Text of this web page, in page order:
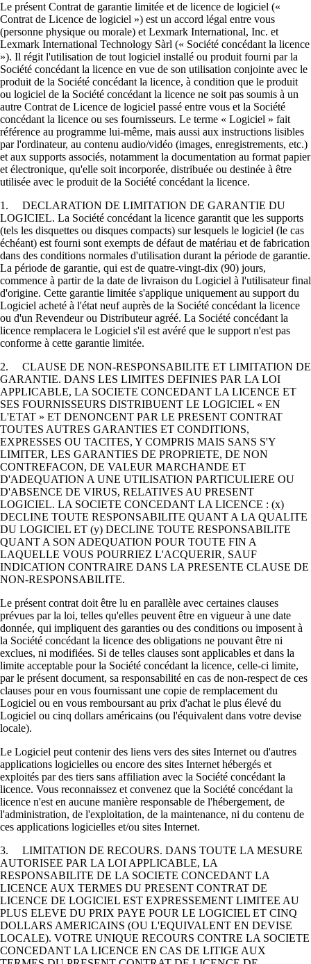
Le présent Contrat de garantie limitée et de licence de logiciel («
Contrat de Licence de logiciel ») est un accord légal entre vous
(personne physique ou morale) et Lexmark International, Inc. et
Lexmark International Technology Sàrl (« Société concédant la licence
»). Il régit l'utilisation de tout logiciel installé ou produit fourni par la
Société concédant la licence en vue de son utilisation conjointe avec le
produit de la Société concédant la licence, à condition que le produit
ou logiciel de la Société concédant la licence ne soit pas soumis à un
autre Contrat de Licence de logiciel passé entre vous et la Société
concédant la licence ou ses fournisseurs. Le terme « Logiciel » fait
référence au programme lui-même, mais aussi aux instructions lisibles
par l'ordinateur, au contenu audio/vidéo (images, enregistrements, etc.)
et aux supports associés, notamment la documentation au format papier
et électronique, qu'elle soit incorporée, distribuée ou destinée à être
utilisée avec le produit de la Société concédant la licence.
1. DECLARATION DE LIMITATION DE GARANTIE DU
LOGICIEL. La Société concédant la licence garantit que les supports
(tels les disquettes ou disques compacts) sur lesquels le logiciel (le cas
échéant) est fourni sont exempts de défaut de matériau et de fabrication
dans des conditions normales d'utilisation durant la période de garantie.
La période de garantie, qui est de quatre-vingt-dix (90) jours,
commence à partir de la date de livraison du Logiciel à l'utilisateur final
d'origine. Cette garantie limitée s'applique uniquement au support du
Logiciel acheté à l'état neuf auprès de la Société concédant la licence
ou d'un Revendeur ou Distributeur agréé. La Société concédant la
licence remplacera le Logiciel s'il est avéré que le support n'est pas
conforme à cette garantie limitée.
2. CLAUSE DE NON-RESPONSABILITE ET LIMITATION DE
GARANTIE. DANS LES LIMITES DEFINIES PAR LA LOI
APPLICABLE, LA SOCIETE CONCEDANT LA LICENCE ET
SES FOURNISSEURS DISTRIBUENT LE LOGICIEL « EN
L'ETAT » ET DENONCENT PAR LE PRESENT CONTRAT
TOUTES AUTRES GARANTIES ET CONDITIONS,
EXPRESSES OU TACITES, Y COMPRIS MAIS SANS S'Y
LIMITER, LES GARANTIES DE PROPRIETE, DE NON
CONTREFACON, DE VALEUR MARCHANDE ET
D'ADEQUATION A UNE UTILISATION PARTICULIERE OU
D'ABSENCE DE VIRUS, RELATIVES AU PRESENT
LOGICIEL. LA SOCIETE CONCEDANT LA LICENCE : (x)
DECLINE TOUTE RESPONSABILITE QUANT A LA QUALITE
DU LOGICIEL ET (y) DECLINE TOUTE RESPONSABILITE
QUANT A SON ADEQUATION POUR TOUTE FIN A
LAQUELLE VOUS POURRIEZ L'ACQUERIR, SAUF
INDICATION CONTRAIRE DANS LA PRESENTE CLAUSE DE
NON-RESPONSABILITE.
Le présent contrat doit être lu en parallèle avec certaines clauses
prévues par la loi, telles qu'elles peuvent être en vigueur à une date
donnée, qui impliquent des garanties ou des conditions ou imposent à
la Société concédant la licence des obligations ne pouvant être ni
exclues, ni modifiées. Si de telles clauses sont applicables et dans la
limite acceptable pour la Société concédant la licence, celle-ci limite,
par le présent document, sa responsabilité en cas de non-respect de ces
clauses pour en vous fournissant une copie de remplacement du
Logiciel ou en vous remboursant au prix d'achat le plus élevé du
Logiciel ou cinq dollars américains (ou l'équivalent dans votre devise
locale).
Le Logiciel peut contenir des liens vers des sites Internet ou d'autres
applications logicielles ou encore des sites Internet hébergés et
exploités par des tiers sans affiliation avec la Société concédant la
licence. Vous reconnaissez et convenez que la Société concédant la
licence n'est en aucune manière responsable de l'hébergement, de
l'administration, de l'exploitation, de la maintenance, ni du contenu de
ces applications logicielles et/ou sites Internet.
3. LIMITATION DE RECOURS. DANS TOUTE LA MESURE
AUTORISEE PAR LA LOI APPLICABLE, LA
RESPONSABILITE DE LA SOCIETE CONCEDANT LA
LICENCE AUX TERMES DU PRESENT CONTRAT DE
LICENCE DE LOGICIEL EST EXPRESSEMENT LIMITEE AU
PLUS ELEVE DU PRIX PAYE POUR LE LOGICIEL ET CINQ
DOLLARS AMERICAINS (OU L'EQUIVALENT EN DEVISE
LOCALE). VOTRE UNIQUE RECOURS CONTRE LA SOCIETE
CONCEDANT LA LICENCE EN CAS DE LITIGE AUX